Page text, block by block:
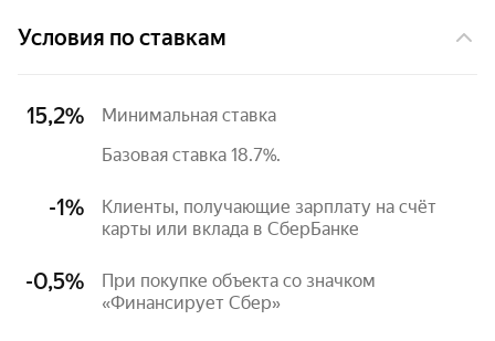
Условия по ставкам
15,2%
Минимальная ставка
Базовая ставка 18.7%.
-1%
Клиенты, получающие зарплату на счёт
карты или вклада в СберБанке
-0,5%
При покупке объекта со значком
«Финансирует Сбер»